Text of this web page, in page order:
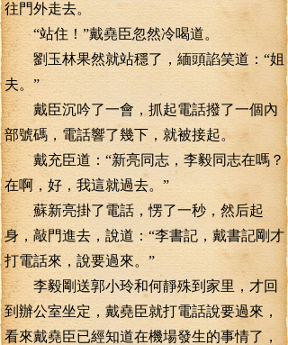
往門外走去。
“站住！”戴堯臣忽然冷喝道。
劉玉林果然就站穩了，緬頭諂笑道：“姐
夫。”
戴臣沉吟了一會，抓起電話撥了一個內
部號碼，電話響了幾下，就被接起。
戴充臣道：“新亮同志，李毅同志在嗎？
在啊，好，我這就過去。”
蘇新亮掛了電話，愣了一秒，然后起
身，敲門進去，說道：“李書記，戴書記剛才
打電話來，說要過來。”
李毅剛送郭小玲和何靜殊到家里，才回
到辦公室坐定，戴堯臣就打電話說要過來，
看來戴堯臣已經知道在機場發生的事情了，